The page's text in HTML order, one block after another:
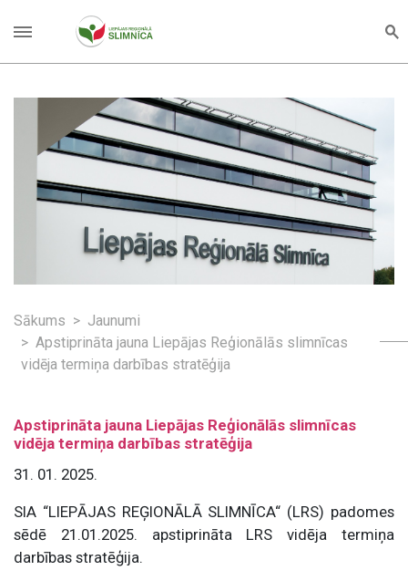
Sākums
Jaunumi
Apstiprināta jauna Liepājas Reģionālās slimnīcas
vidēja termiņa darbības stratēģija
Apstiprināta jauna Liepājas Reģionālās slimnīcas
vidēja termiņa darbības stratēģija
31. 01. 2025.
SIA “LIEPĀJAS REĢIONĀLĀ SLIMNĪCA“ (LRS) padomes
sēdē 21.01.2025. apstiprināta LRS vidēja termiņa
darbības stratēģija.